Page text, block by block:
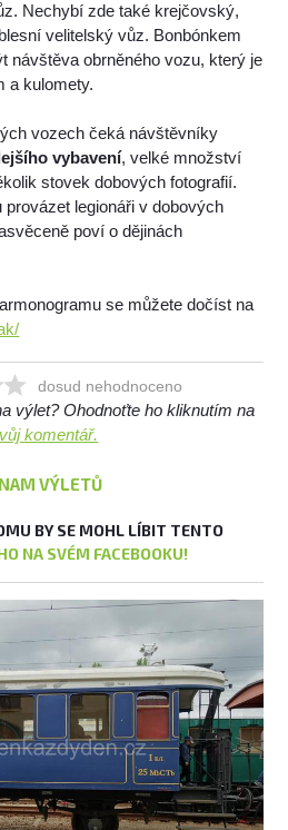
Nechybí zde také krejčovský,
velitelský vůz. Bonbónkem
návštěva obrněného vozu, který je
a kulomety.
vozech čeká návštěvníky
vybavení, velké množství
stovek dobových fotografií.
legionáři v dobových
poví o dějinách
se můžete dočíst na
dosud nehodnoceno
výlet? Ohodnoťte ho kliknutím na
komentář.
VÝLETŮ
BY SE MOHL LÍBIT TENTO
NA SVÉM FACEBOOKU!